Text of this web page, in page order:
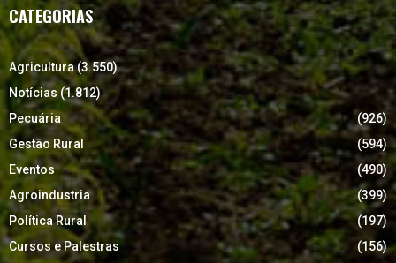
CATEGORIAS
Agricultura(3.550)
Notícias (1.812)
Pecuária
(926)
Gestão Rural
(594)
Eventos
(490)
Agroindustria
(399)
Política Rural
(197)
Cursos e Palestras
(156)